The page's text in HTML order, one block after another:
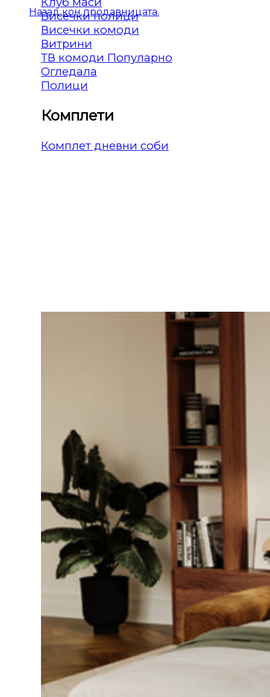
Назад кон продавницата.
Висечки полици
Висечки комоди
Витрини
ТВ комоди
Огледала
Полици
Комплети
Комплет дневни соби